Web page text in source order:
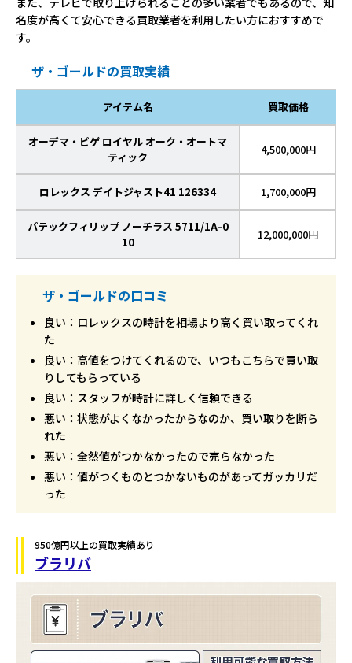
名度が高くて安心できる買取業者を利用したい方におすすめで
す。
ザ・ゴールドの買取実績
アイテム名 買取価格
オーデマ・ピゲ ロイヤル オーク・オートマ
ティック
4,500,000円
ロレックス デイトジャスト41 126334 1,700,000円
パテックフィリップ ノーチラス 5711/1A-0
10
12,000,000円
ザ・ゴールドの口コミ
良い：ロレックスの時計を相場より高く買い取ってくれ
た
良い：高値をつけてくれるので、いつもこちらで買い取
りしてもらっている
良い：スタッフが時計に詳しく信頼できる
悪い：状態がよくなかったからなのか、買い取りを断ら
れた
悪い：全然値がつかなかったので売らなかった
悪い：値がつくものとつかないものがあってガッカリだ
った
950億円以上の買取実績あり
ブラリバ